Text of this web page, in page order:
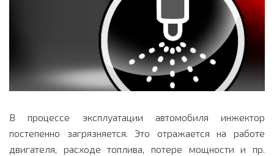
В процессе эксплуатации автомобиля инжектор
постепенно загрязняется. Это отражается на работе
двигателя, расходе топлива, потере мощности и пр.